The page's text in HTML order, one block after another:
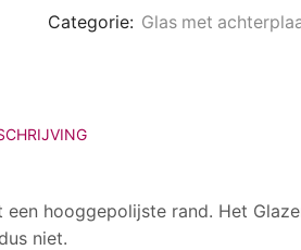
glas
Categorie: Glas met
hooggepolijste rand. Het
niet.